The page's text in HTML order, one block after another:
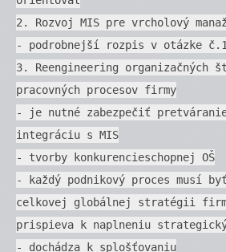
2. Rozvoj MIS pre vrcholový
- podrobnejší rozpis v otázke
3. Reengineering organizačných
pracovných procesov firmy
- je nutné zabezpečiť
integráciu s MIS
- tvorby konkurencieschopnej OŠ
- každý podnikový proces musí
celkovej globálnej stratégii
prispieva k naplneniu
- dochádza k splošťovaniu